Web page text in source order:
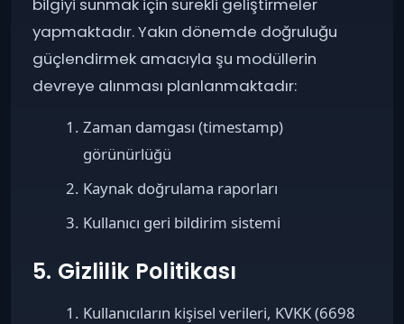
bilgiyi sunmak için sürekli geliştirmeler
yapmaktadır. Yakın dönemde doğruluğu
güçlendirmek amacıyla şu modüllerin
devreye alınması planlanmaktadır:
Zaman damgası (timestamp)
görünürlüğü
Kaynak doğrulama raporları
Kullanıcı geri bildirim sistemi
5. Gizlilik Politikası
Kullanıcıların kişisel verileri, KVKK (6698